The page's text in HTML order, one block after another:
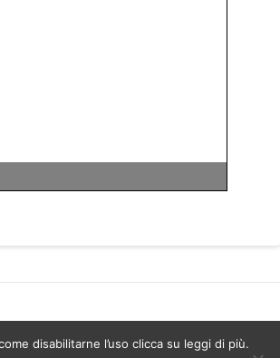
disabilitarne l’uso clicca su leggi di più.